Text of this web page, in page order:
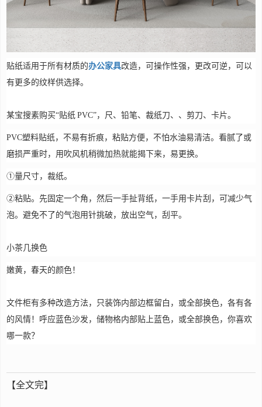
贴纸适用于所有材质的办公家具改造，可操作性强，更改可逆，可以
有更多的纹样供选择。
某宝搜素购买“贴纸 PVC”，尺、铅笔、裁纸刀、、剪刀、卡片。
PVC塑料贴纸，不易有折痕，粘贴方便，不怕水油易清洁。看腻了或
磨损严重时，用吹风机稍微加热就能揭下来，易更换。
①量尺寸，裁纸。
②粘贴。先固定一个角，然后一手扯背纸，一手用卡片刮，可减少气
泡。避免不了的气泡用针挑破，放出空气，刮平。
小茶几换色
嫩黄，春天的颜色！
文件柜有多种改造方法，只装饰内部边框留白，或全部换色，各有各
的风情！呼应蓝色沙发，储物格内部贴上蓝色，或全部换色，你喜欢
哪一款？
【全文完】